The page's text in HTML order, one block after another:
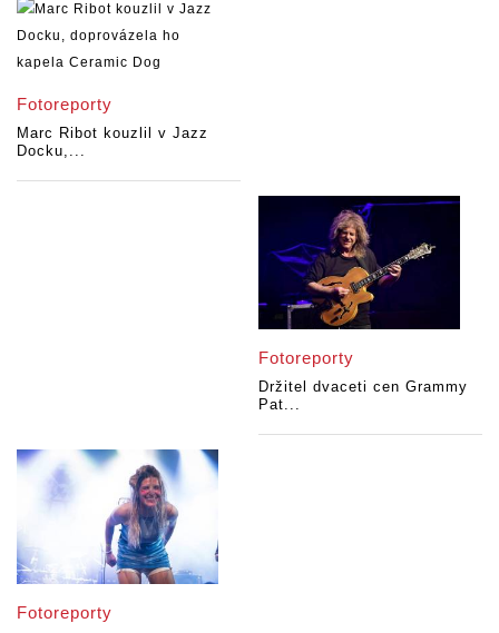
Fotoreporty
Marc Ribot kouzlil v Jazz
Docku,...
Fotoreporty
Držitel dvaceti cen Grammy
Pat...
Fotoreporty